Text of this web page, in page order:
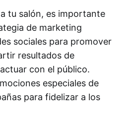
tu salón, es importante
de marketing
sociales para promover
resultados de
con el público.
especiales de
para fidelizar a los